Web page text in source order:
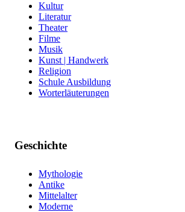
Kultur
Literatur
Theater
Filme
Musik
Kunst | Handwerk
Religion
Schule Ausbildung
Worterläuterungen
Geschichte
Mythologie
Antike
Mittelalter
Moderne